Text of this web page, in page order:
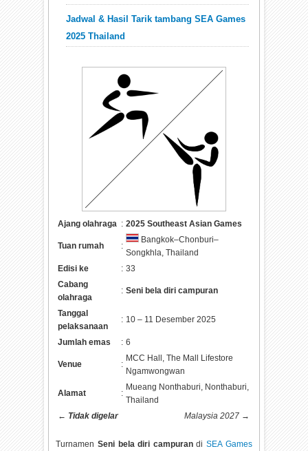
Jadwal & Hasil Tarik tambang SEA Games
2025 Thailand
Ajang olahraga : 2025 Southeast Asian Games
Tuan rumah :
Bangkok–Chonburi–
Songkhla, Thailand
Edisi ke
: 33
Cabang
olahraga
: Seni bela diri campuran
Tanggal
pelaksanaan
: 10 – 11 Desember 2025
Jumlah emas : 6
Venue :
MCC Hall, The Mall Lifestore
Ngamwongwan
Alamat :
Mueang Nonthaburi, Nonthaburi,
Thailand
← Tidak digelar Malaysia 2027 →
Turnamen Seni bela diri campurandiSEA Games